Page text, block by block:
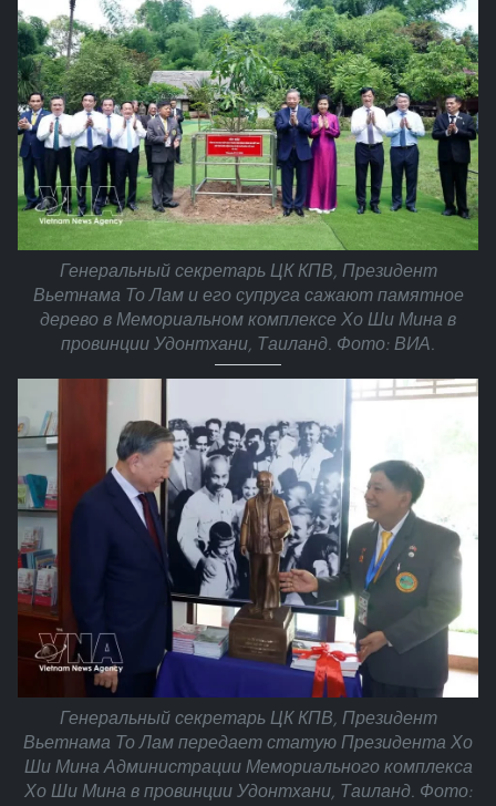
Генеральный секретарь ЦК КПВ, Президент
Вьетнама То Лам и его супруга сажают памятное
дерево в Мемориальном комплексе Хо Ши Мина в
провинции Удонтхани, Таиланд. Фото: ВИА.
Генеральный секретарь ЦК КПВ, Президент
Вьетнама То Лам передает статую Президента Хо
Ши Мина Администрации Мемориального комплекса
Хо Ши Мина в провинции Удонтхани, Таиланд. Фото: